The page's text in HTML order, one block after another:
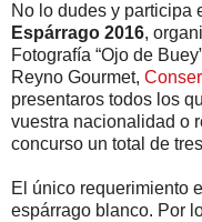
No lo dudes y participa
Espárrago 2016,
Fotografía “Ojo de
Reyno Gourmet,
presentaros todos los
vuestra nacionalidad o
concurso un total de
El único requerimiento
espárrago blanco. Por